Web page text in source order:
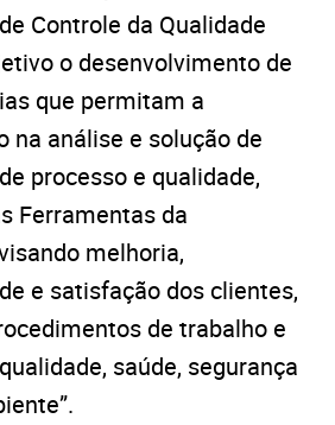
Controle da Qualidade
o desenvolvimento de
que permitam a
na análise e solução de
processo e qualidade,
Ferramentas da
melhoria,
e satisfação dos clientes,
de trabalho e
saúde, segurança